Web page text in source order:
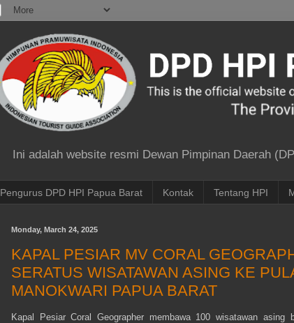
Ini adalah website resmi Dewan Pimpinan Daerah
Pengurus DPD HPI Papua Barat Kontak Tentang HPI
Monday, March 24, 2025
KAPAL PESIAR MV CORAL
SERATUS WISATAWAN ASING KE
MANOKWARI PAPUA BARAT
Kapal Pesiar Coral Geographer membawa 100 wisatawan